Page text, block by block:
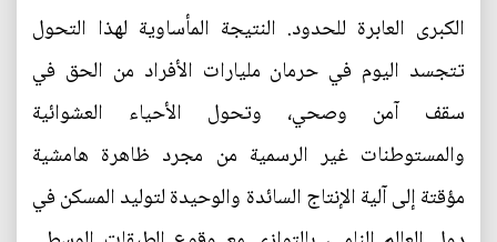
الكبرى العابرة للحدود. النتيجة المأساوية لهذا التحول
تتجسد اليوم في حرمان مليارات الأفراد من الحق في
سقف آمن وصحي، وتحول الأحياء العشوائية
والمستوطنات غير الرسمية من مجرد ظاهرة هامشية
مؤقتة إلى آلية الإنتاج السائدة والوحيدة لتوليد المسكن في